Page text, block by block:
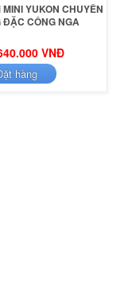
MINI YUKON CHUYÊN
ĐẶC CÔNG NGA
VNĐ
hàng